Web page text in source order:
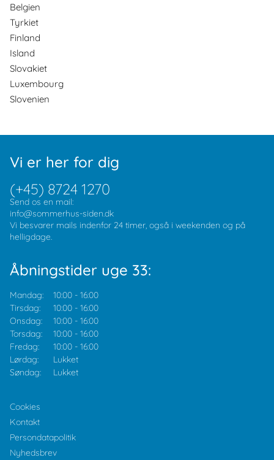
Belgien
Tyrkiet
Finland
Island
Slovakiet
Luxembourg
Slovenien
Vi er her for dig
(+45) 8724 1270
Send os en mail:
info@sommerhus-siden.dk
Vi besvarer mails indenfor 24 timer, også i weekenden og på
helligdage.
Åbningstider uge 33:
Mandag: 10:00 - 16:00
Tirsdag:
10:00 - 16:00
Onsdag:
10:00 - 16:00
Torsdag:
10:00 - 16:00
Fredag:
10:00 - 16:00
Lørdag:
Lukket
Søndag:
Lukket
Cookies
Kontakt
Persondatapolitik
Nyhedsbrev